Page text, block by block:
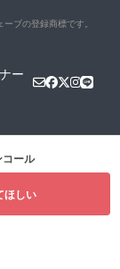
ブの登録商標です。
ー
ール
ほしい